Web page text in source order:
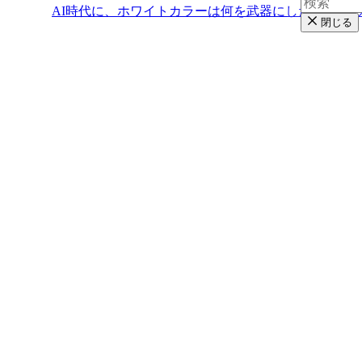
AI時代に、ホワイトカラーは何を武器にしたらいい
閉じる